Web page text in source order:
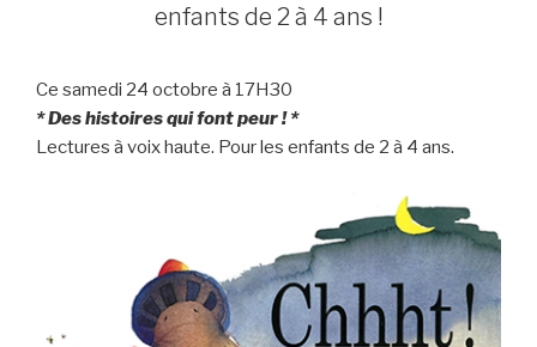
enfants de 2 à 4 ans !
Ce samedi 24 octobre à 17H30
* Des histoires qui font peur ! *
Lectures à voix haute. Pour les enfants de 2 à 4 ans.